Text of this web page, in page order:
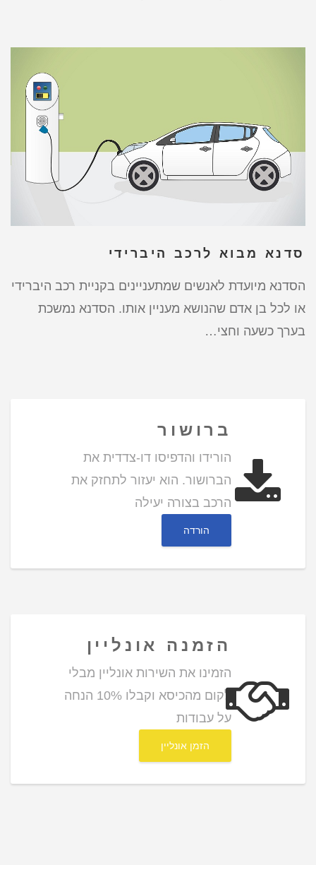
סדנא מבוא לרכב היברידי
הסדנא מיועדת לאנשים שמתעניינים בקניית רכב היברידי
או לכל בן אדם שהנושא מעניין אותו. הסדנא נמשכת
בערך כשעה וחצי…
ברושור
הורידו והדפיסו דו-צדדית את
הברושור. הוא יעזור לתחזק את
הרכב בצורה יעילה
הורדה
הזמנה אונליין
הזמינו את השירות אונליין מבלי
לקום מהכיסא וקבלו 10% הנחה
על עבודות
הזמן אונליין